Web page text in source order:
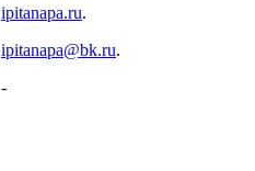
ipitanapa.ru.
ipitanapa@bk.ru.
-